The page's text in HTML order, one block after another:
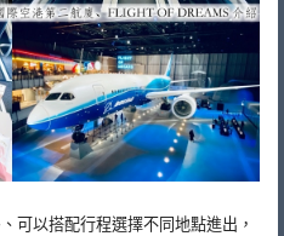
可以搭配行程選擇不同地點進出，